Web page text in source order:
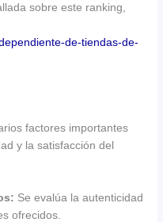
sobre este ranking,
de-tiendas-de-
factores importantes
y la satisfacción del
Se evalúa la autenticidad
ofrecidos.